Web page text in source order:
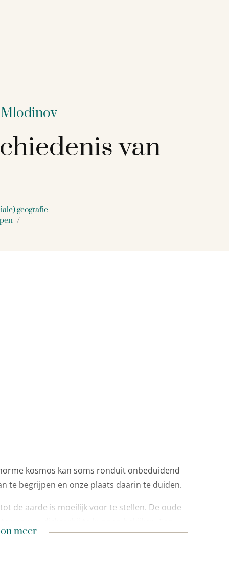
van
geografie
kosmos kan soms ronduit onbeduidend
te begrijpen en onze plaats daarin te duiden.
de aarde is moeilijk voor te stellen. De oude
ervaring hebben met de enorme afstanden
meer
minder